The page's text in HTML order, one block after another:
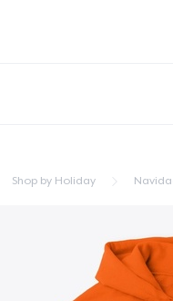
Shop by Holiday